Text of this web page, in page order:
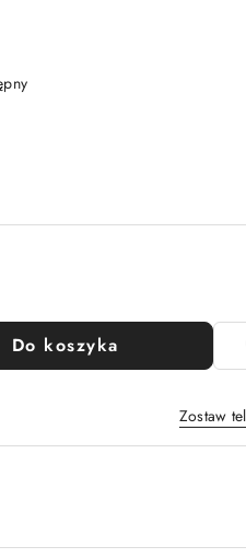
Do koszyka
Zostaw